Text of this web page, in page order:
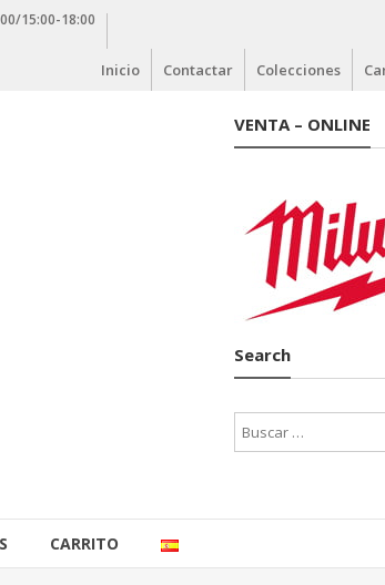
15:00-18:00
Inicio Contactar Colecciones
VENTA – ONLINE
Search
CARRITO